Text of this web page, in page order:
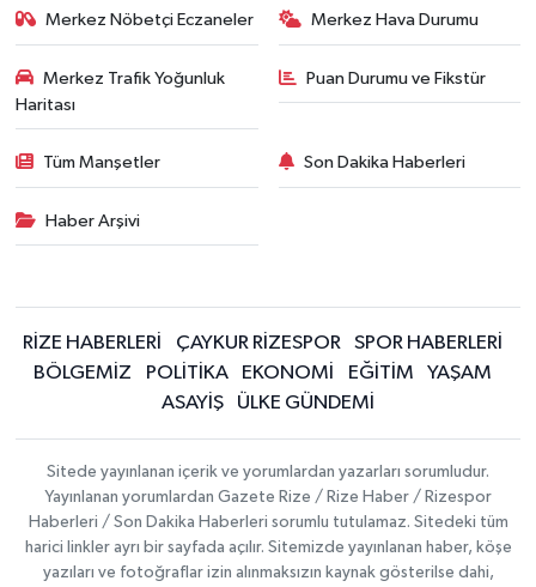
Merkez Nöbetçi Eczaneler Merkez Hava Durumu
Merkez Trafik Yoğunluk
Haritası
Puan Durumu ve Fikstür
Tüm Manşetler Son Dakika Haberleri
Haber Arşivi
RİZE HABERLERİ ÇAYKUR RİZESPOR
SPOR HABERLERİ
BÖLGEMİZ
POLİTİKA EKONOMİ EĞİTİM
YAŞAM
ASAYİŞ
ÜLKE GÜNDEMİ
Sitede yayınlanan içerik ve yorumlardan yazarları sorumludur.
Yayınlanan yorumlardan Gazete Rize / Rize Haber / Rizespor
Haberleri / Son Dakika Haberleri sorumlu tutulamaz. Sitedeki tüm
harici linkler ayrı bir sayfada açılır. Sitemizde yayınlanan haber, köşe
yazıları ve fotoğraflar izin alınmaksızın kaynak gösterilse dahi,